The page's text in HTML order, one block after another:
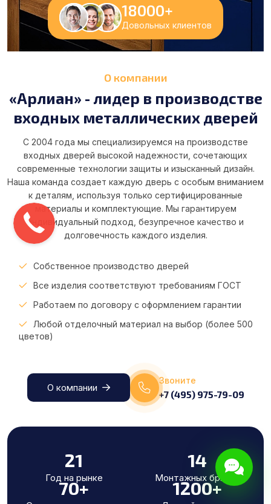
18000+
Довольных клиентов
О компании
«Арлиан» - лидер в производстве
входных металлических дверей
С 2004 года мы специализируемся на производстве
входных дверей высокой надежности, сочетающих
современные технологии защиты и изысканный дизайн.
Наша команда создает каждую дверь с особым вниманием
к деталям, используя только сертифицированные
материалы и комплектующие. Мы гарантируем
индивидуальный подход, безупречное качество и
долговечность каждого изделия.
Собственное производство дверей
Все изделия соответствуют требованиям ГОСТ
Работаем по договору с оформлением гарантии
Любой отделочный материал на выбор (более 500
цветов)
О компании
Звоните
+7 (495) 975-79-09
21
Год на рынке
14
Монтажных бригад
70+ 1200+